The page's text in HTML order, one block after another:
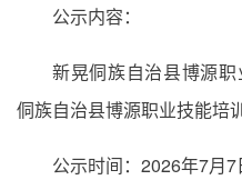
公示内容：
新晃侗族自治县博源
侗族自治县博源职业技能培
公示时间：2026年7月7